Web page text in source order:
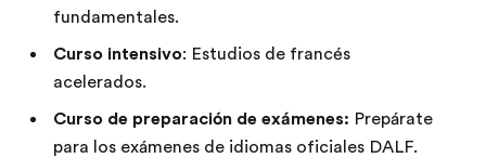
fundamentales.
Curso intensivo: Estudios de francés
acelerados.
Curso de preparación de exámenes: Prepárate
para los exámenes de idiomas oficiales DALF.